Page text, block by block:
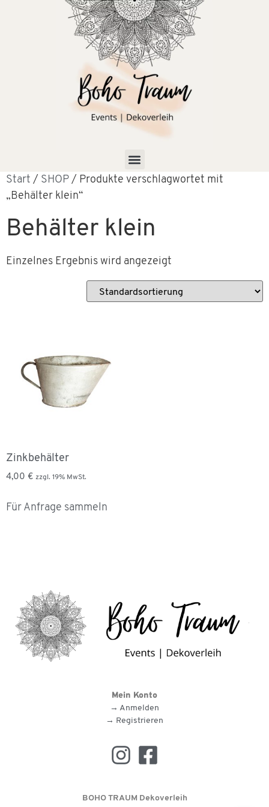
Start / SHOP / Produkte verschlagwortet mit
„Behälter klein“
Behälter klein
Einzelnes Ergebnis wird angezeigt
Zinkbehälter
4,00 € zzgl. 19% MwSt.
Für Anfrage sammeln
Mein Konto
→ Anmelden
→ Registrieren
BOHO TRAUM Dekoverleih